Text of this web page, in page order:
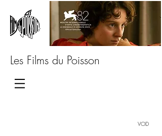
Les Films du Poisson
VOD